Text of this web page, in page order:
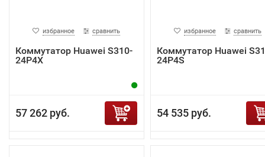
избранное сравнить
Коммутатор Huawei S310-
24P4X
57 262 руб.
избранное сравнить
Коммутатор Huawei
24P4S
54 535 руб.